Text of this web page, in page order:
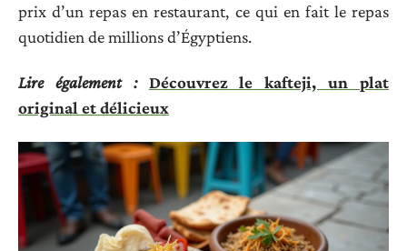
prix d’un repas en restaurant, ce qui en fait le repas
quotidien de millions d’Égyptiens.
Lire également :
Découvrez le kafteji, un plat
original et délicieux